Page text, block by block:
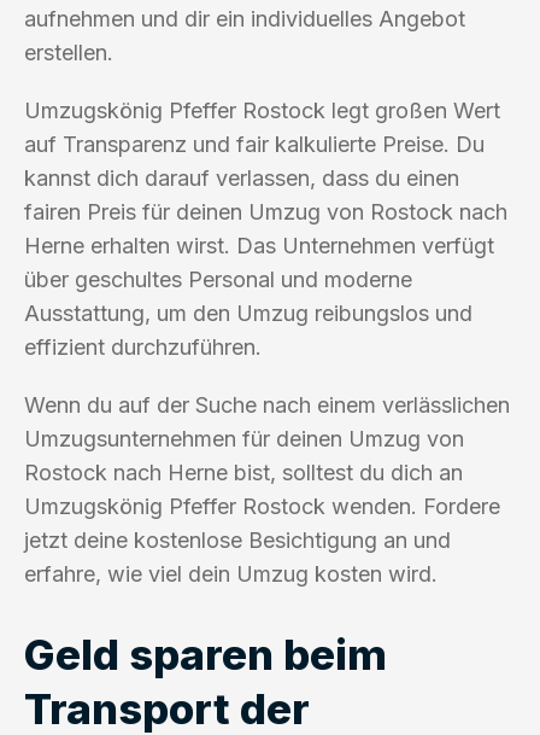
aufnehmen und dir ein individuelles Angebot
erstellen.
Umzugskönig Pfeffer Rostock legt großen Wert
auf Transparenz und fair kalkulierte Preise. Du
kannst dich darauf verlassen, dass du einen
fairen Preis für deinen Umzug von Rostock nach
Herne erhalten wirst. Das Unternehmen verfügt
über geschultes Personal und moderne
Ausstattung, um den Umzug reibungslos und
effizient durchzuführen.
Wenn du auf der Suche nach einem verlässlichen
Umzugsunternehmen für deinen Umzug von
Rostock nach Herne bist, solltest du dich an
Umzugskönig Pfeffer Rostock wenden. Fordere
jetzt deine kostenlose Besichtigung an und
erfahre, wie viel dein Umzug kosten wird.
Geld sparen beim
Transport der